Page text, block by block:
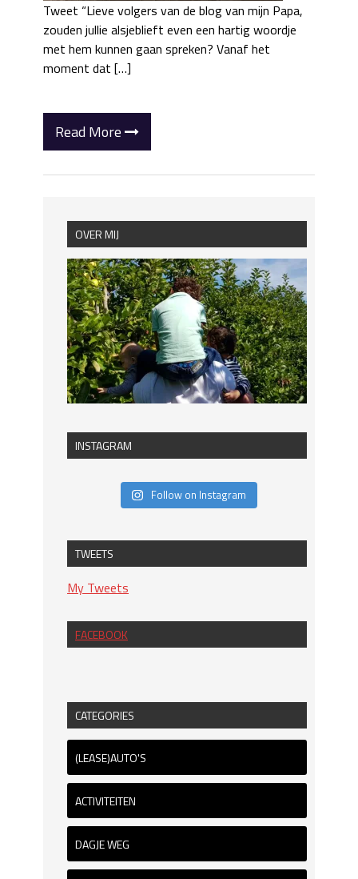
Tweet “Lieve volgers van de blog van mijn Papa,
zouden jullie alsjeblieft even een hartig woordje
met hem kunnen gaan spreken? Vanaf het
moment dat […]
Read More
OVER MIJ
INSTAGRAM
Follow on Instagram
TWEETS
My Tweets
FACEBOOK
CATEGORIES
(LEASE)AUTO'S
ACTIVITEITEN
DAGJE WEG